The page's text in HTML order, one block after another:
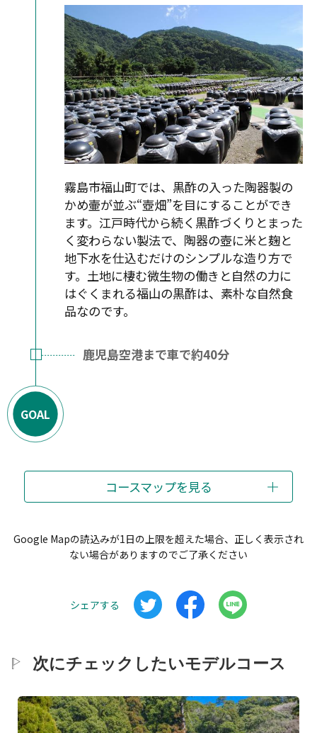
霧島市福山町では、黒酢の入った陶器製の
かめ壷が並ぶ“壺畑”を目にすることができ
ます。江戸時代から続く黒酢づくりとまった
く変わらない製法で、陶器の壺に米と麹と
地下水を仕込むだけのシンプルな造り方で
す。土地に棲む微生物の働きと自然の力に
はぐくまれる福山の黒酢は、素朴な自然食
品なのです。
鹿児島空港まで車で約40分
GOAL
コースマップを見る
Google Mapの読込みが1日の上限を超えた場合、正しく表示され
ない場合がありますのでご了承ください
シェアする
次にチェックしたいモデルコース